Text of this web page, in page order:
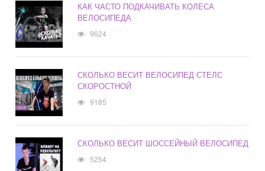
КАК ЧАСТО ПОДКАЧИВАТЬ КОЛЕСА
ВЕЛОСИПЕДА
9624
СКОЛЬКО ВЕСИТ ВЕЛОСИПЕД СТЕЛС
СКОРОСТНОЙ
9185
СКОЛЬКО ВЕСИТ ШОССЕЙНЫЙ ВЕЛОСИПЕД
5254